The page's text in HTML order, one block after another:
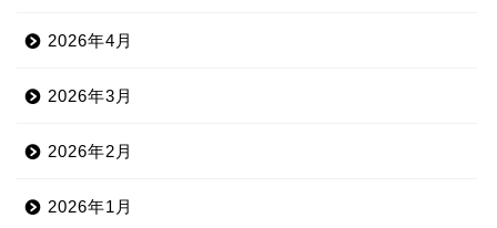
2026年4月
2026年3月
2026年2月
2026年1月